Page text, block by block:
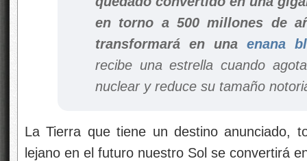
en torno a 500 millones de
transformará en una enana
recibe una estrella cuando
nuclear y reduce su tamaño
La Tierra que tiene un destino anunciado,
lejano en el futuro nuestro Sol se convertirá